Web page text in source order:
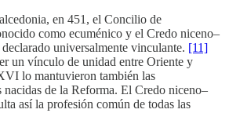
en 451, el Concilio de
como ecuménico y el Credo niceno–
universalmente vinculante. [11]
un vínculo de unidad entre Oriente y
lo mantuvieron también las
nacidas de la Reforma. El Credo niceno–
así la profesión común de todas las